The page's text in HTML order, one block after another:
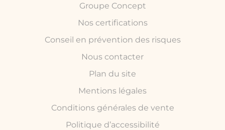
Groupe Concept
Nos certifications
Conseil en prévention des risques
Nous contacter
Plan du site
Mentions légales
Conditions générales de vente
Politique d’accessibilité